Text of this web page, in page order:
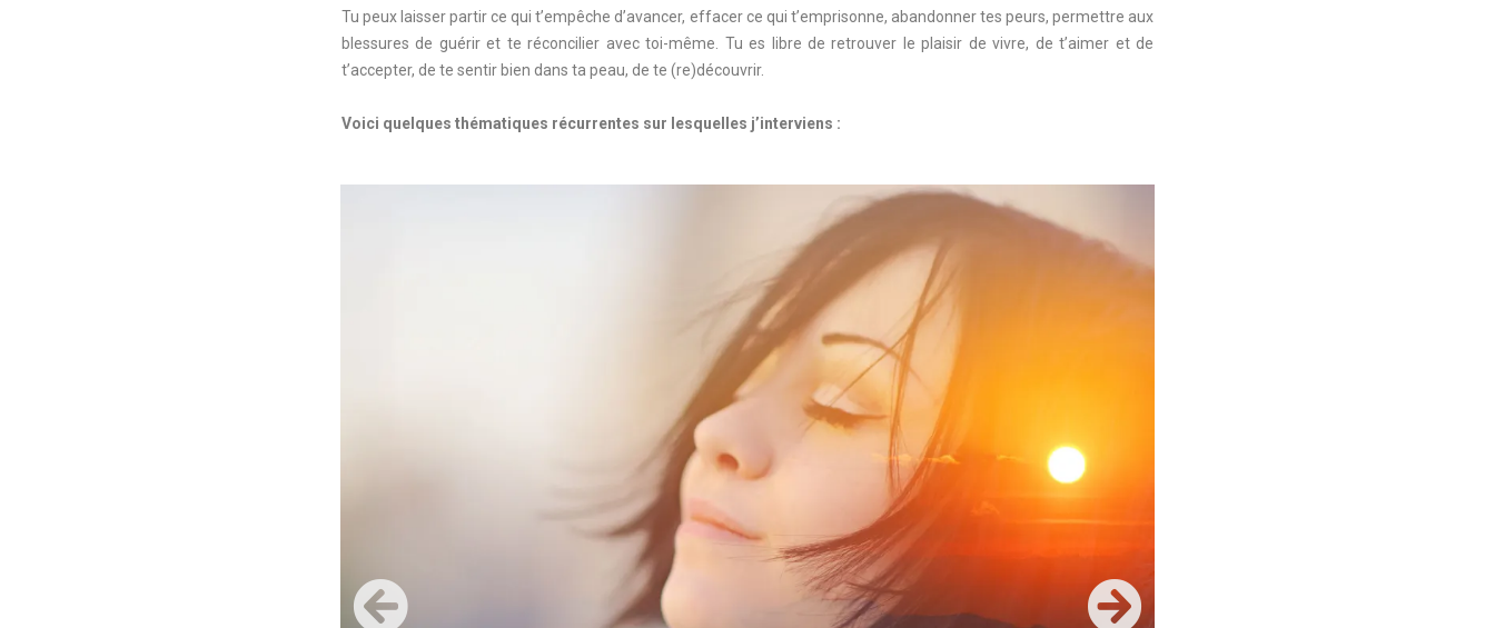
Tu peux laisser partir ce qui t’empêche d’avancer, effacer ce qui t’emprisonne, abandonner tes peurs, permettre aux
blessures de guérir et te réconcilier avec toi-même. Tu es libre de retrouver le plaisir de vivre, de t’aimer et de
t’accepter, de te sentir bien dans ta peau, de te (re)découvrir.
Voici quelques thématiques récurrentes sur lesquelles j’interviens :